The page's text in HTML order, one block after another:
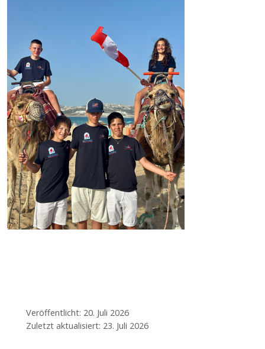
Veröffentlicht: 20. Juli 2026
Zuletzt aktualisiert: 23. Juli 2026